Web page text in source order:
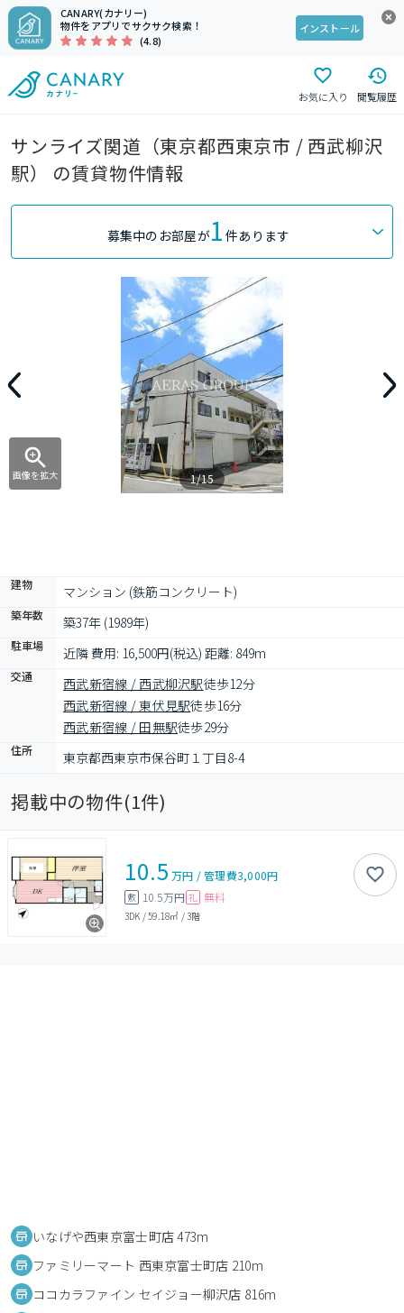
CANARY(カナリー)
物件をアプリでサクサク検索！
(4.8)
インストール
お気に入り 閲覧履歴
サンライズ関道（東京都西東京市 / 西武柳沢
駅） の賃貸物件情報
募集中のお部屋が1 件あります
画像を拡大 1/15
建物 マンション (鉄筋コンクリート)
築年数 築37年 (1989年)
駐車場 近隣 費用: 16,500円(税込) 距離: 849m
交通 西武新宿線 / 西武柳沢駅徒歩12分
西武新宿線 / 東伏見駅徒歩16分
西武新宿線 / 田無駅徒歩29分
住所 東京都西東京市保谷町１丁目8-4
掲載中の物件(1件)
10.5 万円 /管理費3,000円
敷 10.5万円 礼 無料
3DK /59.18㎡ /3階
いなげや西東京富士町店 473m
ファミリーマート 西東京富士町店 210m
ココカラファイン セイジョー柳沢店 816m